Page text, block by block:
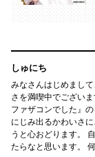
しゅにち
みなさんはじめまし
さを満喫中でござい
ファザコンでした』
にじみ出るかわいさ
うと心おどります。
たらなと思います。